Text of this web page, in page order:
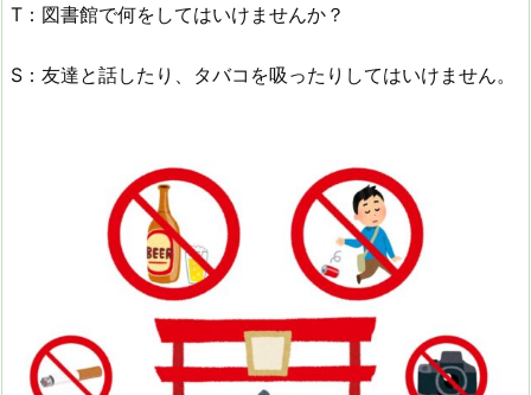
T：図書館で何をしてはいけませんか？
S：友達と話したり、タバコを吸ったりしてはいけません。